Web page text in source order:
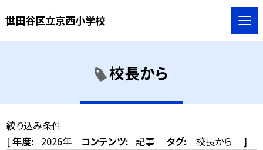
世田谷区立京西小学校
校長から
絞り込み条件
[年度: 2026年 コンテンツ: 記事 タグ: 校長から ]